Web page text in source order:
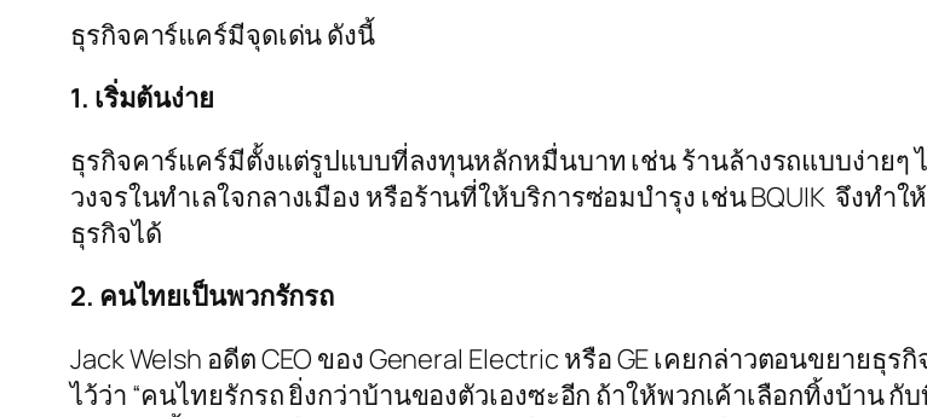
ธุรกิจคาร์แคร์มีจุดเด่น ดังนี้
1. เริ่มต้นง่าย
ธุรกิจคาร์แคร์มีตั้งแต่รูปแบบที่ลงทุนหลักหมื่นบาท เช่น ร้านล้างรถแบบง่ายๆ
วงจรในทำเลใจกลางเมือง หรือร้านที่ให้บริการซ่อมบำรุง เช่น BQUIK จึงท
ธุรกิจได้
2. คนไทยเป็นพวกรักรถ
Jack Welsh อดีต CEO ของ General Electric หรือ GE เคยกล่าวตอนขยายธุ
ไว้ว่า “คนไทยรักรถ ยิ่งกว่าบ้านของตัวเองซะอีก ถ้าให้พวกเค้าเลือกทิ้งบ้าน